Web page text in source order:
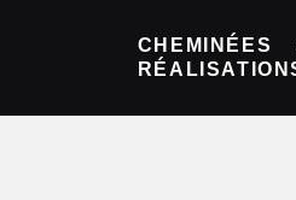
CHEMINÉES
à bois